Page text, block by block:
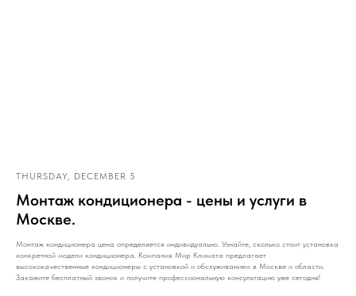
THURSDAY, DECEMBER 5
Монтаж кондиционера - цены и услуги в
Москве.
Монтаж кондиционера цена определяется индивидуально. Узнайте, сколько стоит установка
конкретной модели кондиционера. Компания Мир Климата предлагает
высококачественные кондиционеры с установкой и обслуживанием в Москве и области.
Закажите бесплатный звонок и получите профессиональную консультацию уже сегодня!